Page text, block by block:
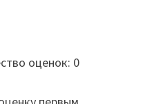
оценок: 0